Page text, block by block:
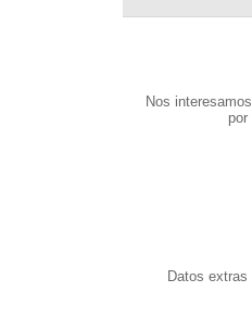
Nos interesamos
por
Datos extras